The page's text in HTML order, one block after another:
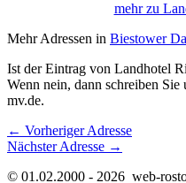
mehr zu
Mehr Adressen in Biestower
Ist der Eintrag von Landhotel
Wenn nein, dann schreiben
mv.de.
← Vorheriger Adresse
Nächster Adresse →
© 01.02.2000 - 2026 web-